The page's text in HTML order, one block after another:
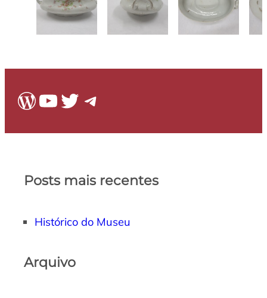
WordPress
Youtube
Twitter
Telegram
Posts mais recentes
Histórico do Museu
Arquivo